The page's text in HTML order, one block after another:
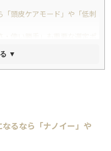
頭皮ケアモード」や「低刺
ア EH-NA0K
ドライヤー S+
HD08
ティ EH-NE7N
▼
るなら「ナノイー」や